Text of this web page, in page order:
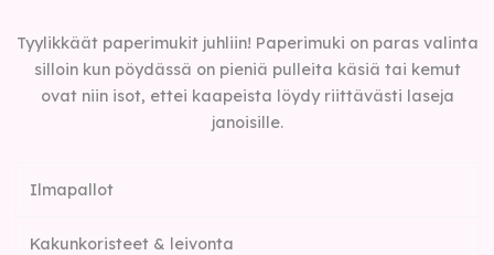
Tyylikkäät paperimukit juhliin! Paperimuki on paras valinta
silloin kun pöydässä on pieniä pulleita käsiä tai kemut
ovat niin isot, ettei kaapeista löydy riittävästi laseja
janoisille.
Ilmapallot
Kakunkoristeet & leivonta